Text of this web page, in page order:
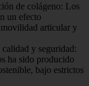
de colágeno: Los
un efecto
articular y
y seguridad:
ha sido producido
bajo estrictos